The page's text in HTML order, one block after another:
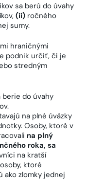
sa berú do úvahy
(ii) ročného
sumy.
hraničnými
podnik určiť, či je
stredným
berie do úvahy
na plné úväzky
Osoby, ktoré v
na plný
roka, sa
na kratší
ktoré
ako zlomky jednej